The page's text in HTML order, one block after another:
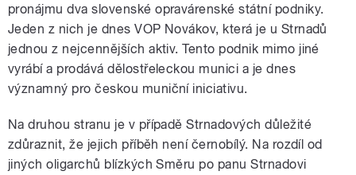
pronájmu dva slovenské opravárenské státní podniky.
Jeden z nich je dnes VOP Novákov, která je u Strnadů
jednou z nejcennějších aktiv. Tento podnik mimo jiné
vyrábí a prodává dělostřeleckou munici a je dnes
významný pro českou muniční iniciativu.
Na druhou stranu je v případě Strnadových důležité
zdůraznit, že jejich příběh není černobílý. Na rozdíl od
jiných oligarchů blízkých Směru po panu Strnadovi